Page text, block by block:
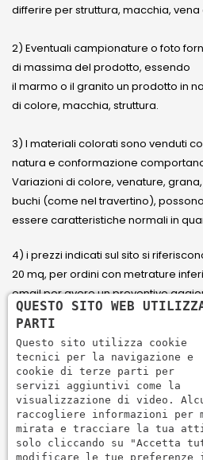
differire per struttura, macchia,
2) Eventuali campionature o foto
di massima del prodotto, essendo
il marmo o il granito un prodotto in
di colore, macchia, struttura.
3) I materiali colorati sono venduti
natura e conformazione
Variazioni di colore, venature,
buchi (come nel travertino), possono
essere caratteristiche normali in
4) i prezzi indicati sul sito si
20 mq, per ordini con metrature
email per avere un preventivo
il cliente.
5) Paga con Carta di credito Visa,
Mastercard tramite il circuito
inviare denaro e accettare
semplice e sicuro.
QUESTO SITO WEB
PARTI
Questo sito utilizza cookie
tecnici per la navigazione e
cookie di terze parti per
servizi aggiuntivi come la
visualizzazione di video.
raccogliere informazioni
mirata e tracciare la tua
solo cliccando su "Accetta
modificare le tue preferenze